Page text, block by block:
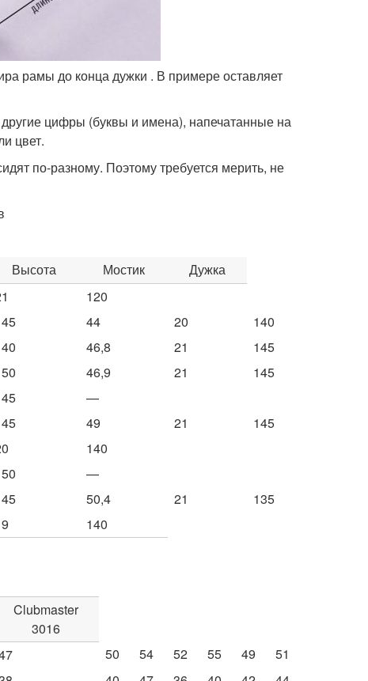
рамы до конца дужки . В примере оставляет
цифры (буквы и имена), напечатанные на
цвет.
по-разному. Поэтому требуется мерить, не
Высота Мостик
Дужка
120
44 20
140
46,8 21
145
46,9 21
145
—
49 21
145
140
—
50,4 21
135
140
Clubmaster
3016
50 54 52 55 49
51